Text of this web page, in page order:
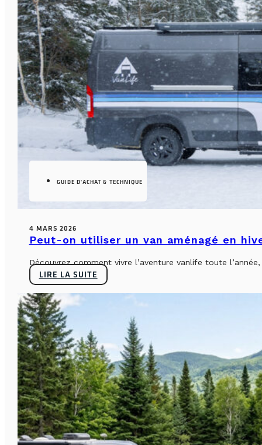
GUIDE D'ACHAT & TECHNIQUE
4 MARS 2026
Peut-on utiliser un van aménagé en
Découvrez comment vivre l’aventure vanlife toute
LIRE LA SUITE